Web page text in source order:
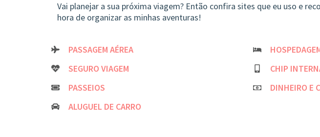
Vai planejar a sua próxima viagem? Então confira sites que eu uso e
hora de organizar as minhas aventuras!
PASSAGEM AÉREA
SEGURO VIAGEM
PASSEIOS
ALUGUEL DE CARRO
CHIP
DINHEIRO E